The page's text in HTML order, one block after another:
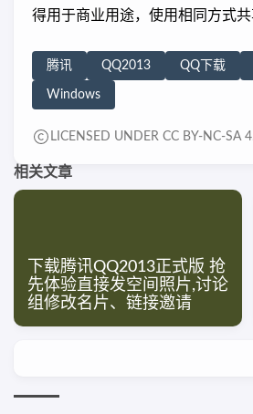
得用于商业用途，使用相同方式共
腾讯 QQ2013 QQ下载
Windows
LICENSED UNDER CC BY-NC-SA
相关文章
下载腾讯QQ2013正式版 抢
先体验直接发空间照片,讨论
组修改名片、链接邀请